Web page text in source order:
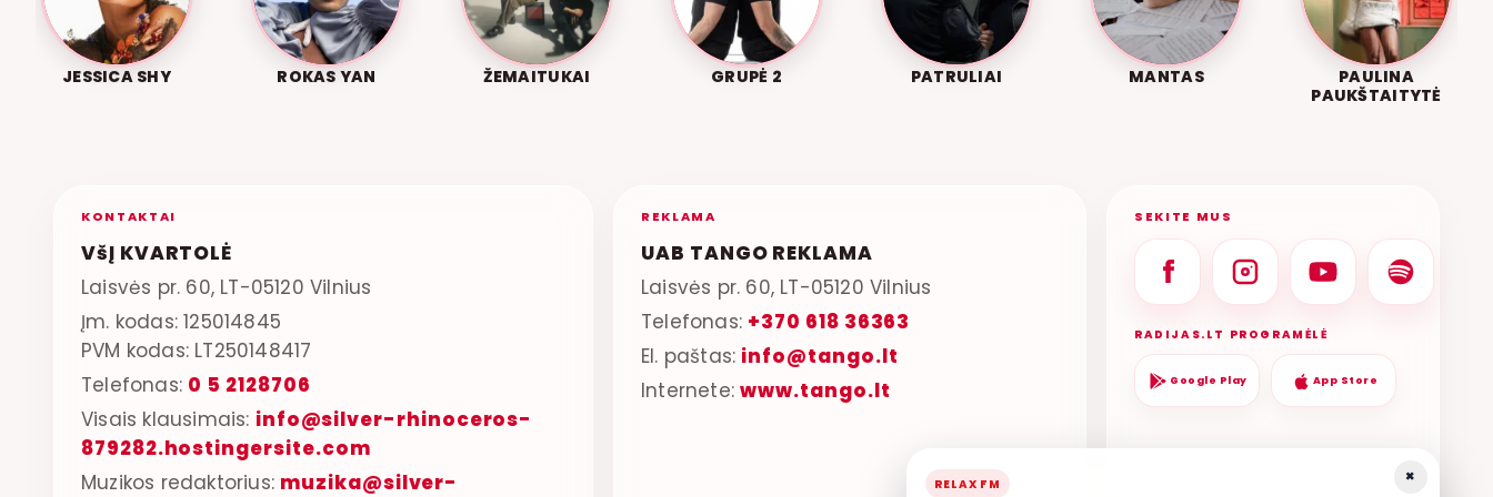
JESSICA SHY ROKAS YAN ŽEMAITUKAI GRUPĖ 2 PATRULIAI MANTAS
PAULINA
PAUKŠTAITYTĖ
KONTAKTAI
VšĮ KVARTOLĖ
Laisvės pr. 60, LT-05120 Vilnius
Įm. kodas: 125014845
PVM kodas: LT250148417
Telefonas: 0 5 2128706
Visais klausimais: info@silver-rhinoceros-
879282.hostingersite.com
Muzikos redaktorius: muzika@silver-
REKLAMA
UAB TANGO REKLAMA
Laisvės pr. 60, LT-05120 Vilnius
Telefonas: +370 618 36363
El. paštas: info@tango.lt
Internete:www.tango.lt
SEKITE MUS
RADIJAS.LT PROGRAMĖLĖ
Google Play App Store
×
RELAX FM